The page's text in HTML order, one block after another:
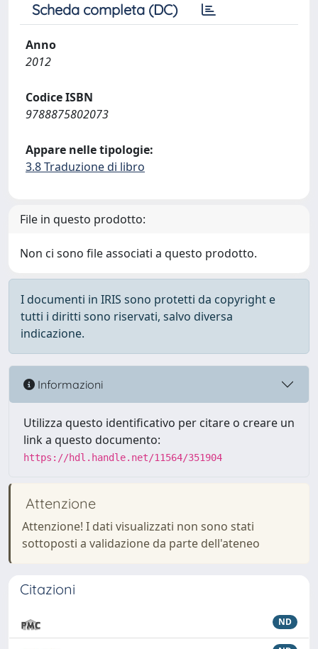
Scheda completa (DC)
Anno
2012
Codice ISBN
9788875802073
Appare nelle tipologie:
3.8 Traduzione di libro
File in questo prodotto:
Non ci sono file associati a questo prodotto.
I documenti in IRIS sono protetti da copyright e
tutti i diritti sono riservati, salvo diversa
indicazione.
Informazioni
Utilizza questo identificativo per citare o creare un
link a questo documento:
https://hdl.handle.net/11564/351904
Attenzione
Attenzione! I dati visualizzati non sono stati
sottoposti a validazione da parte dell'ateneo
Citazioni
ND